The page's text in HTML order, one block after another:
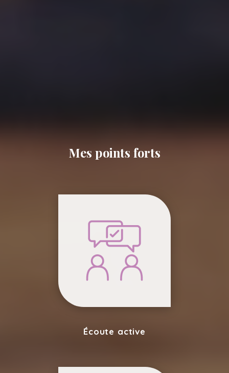
Mes points forts
Écoute active